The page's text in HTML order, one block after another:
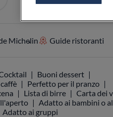
Michelin Guide ristoranti
Buoni dessert
Perfetto per il pranzo
Lista di birre
Carta dei
Adatto ai bambini o
Adatto ai gruppi